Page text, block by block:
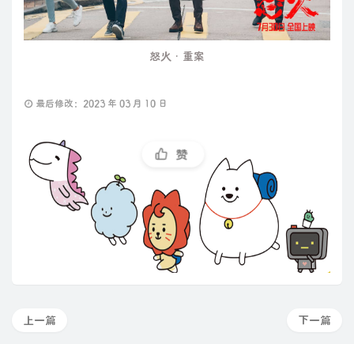
怒火·重案
最后修改：2023 年 03 月 10 日
赞
下一篇
上一篇